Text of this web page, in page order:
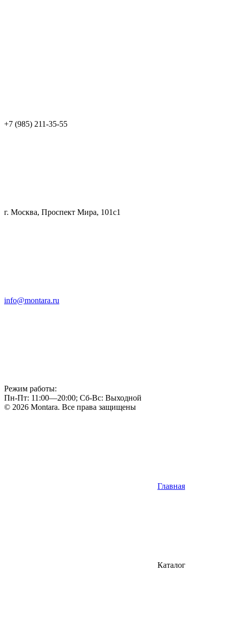
+7 (985) 211-35-55
г. Москва, Проспект Мира, 101с1
info@montara.ru
Режим работы:
Пн-Пт: 11:00—20:00; Сб-Вс: Выходной
© 2026 Montara. Все права защищены
Главная
Каталог